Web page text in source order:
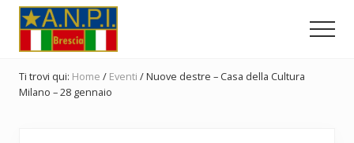
Menu
Passa
contenuto
principale
Passa
alla
barra
laterale
primaria
Passa
pagina
Provinciale
dell'ANPI
Ti trovi qui: Home / Eventi /Nuove destre – Casa della Cultura
Milano – 28 gennaio